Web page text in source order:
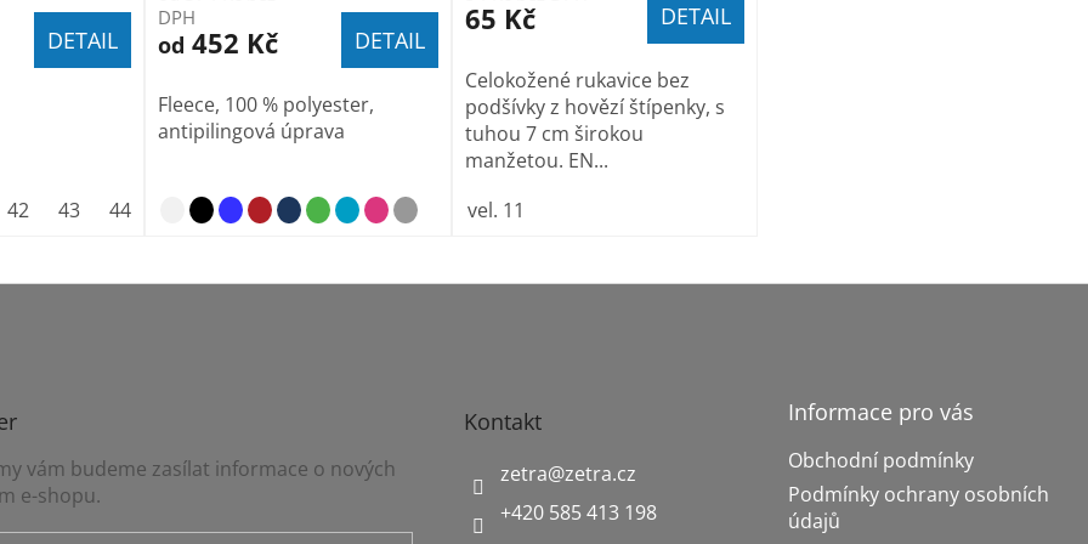
DETAIL
42 43 44 46 47
DPH
od 452 Kč DETAIL
Fleece, 100 % polyester,
antipilingová úprava
65 Kč DETAIL
Celokožené rukavice bez
podšívky z hovězí štípenky, s
tuhou 7 cm širokou
manžetou. EN...
vel. 11
vám budeme zasílat informace o nových
e-shopu.
Kontakt
zetra@zetra.cz
+420 585 413 198
Informace pro vás
Obchodní podmínky
Podmínky ochrany osobních
údajů